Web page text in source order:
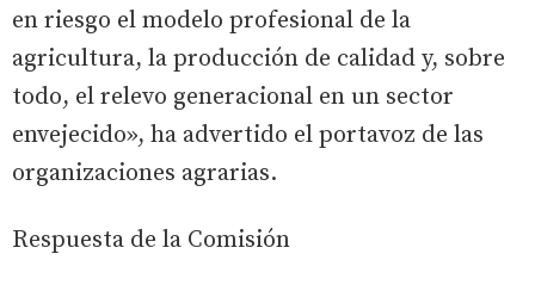
en riesgo el modelo profesional de la
agricultura, la producción de calidad y, sobre
todo, el relevo generacional en un sector
envejecido», ha advertido el portavoz de las
organizaciones agrarias.
Respuesta de la Comisión